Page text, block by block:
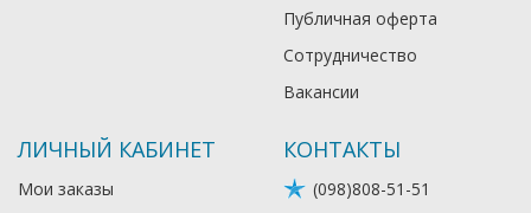
Публичная оферта
Сотрудничество
Вакансии
ЛИЧНЫЙ КАБИНЕТ
Мои заказы
КОНТАКТЫ
(098)808-51-51